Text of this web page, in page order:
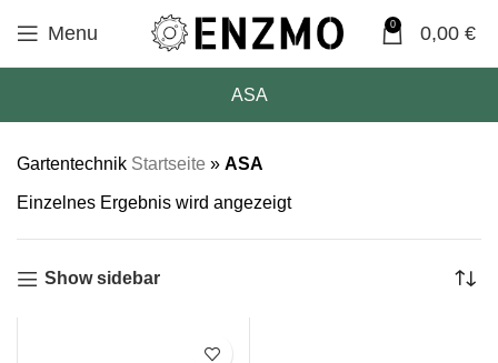
Menu 0 0,00 €
ASA
Gartentechnik Startseite » ASA
Einzelnes Ergebnis wird angezeigt
Show sidebar